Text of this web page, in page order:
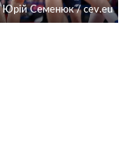
Юрій Семенюк / cev.eu